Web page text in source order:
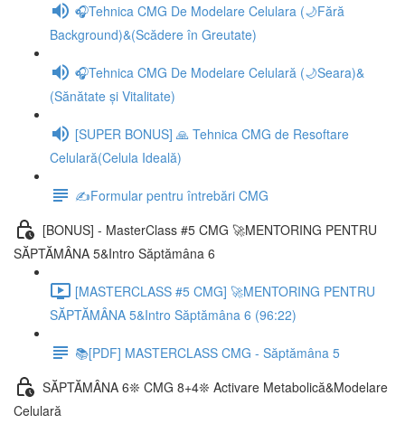
🎧Tehnica CMG De Modelare Celulara (🌙Fără
Background)&(Scădere în Greutate)
🎧Tehnica CMG De Modelare Celulară (🌙Seara)&
(Sănătate și Vitalitate)
[SUPER BONUS] 🙏 Tehnica CMG de Resoftare
Celulară(Celula Ideală)
✍️Formular pentru întrebări CMG
[BONUS] - MasterClass #5 CMG 🚀MENTORING PENTRU
SĂPTĂMÂNA 5&Intro Săptămâna 6
[MASTERCLASS #5 CMG] 🚀MENTORING PENTRU
SĂPTĂMÂNA 5&Intro Săptămâna 6 (96:22)
📚[PDF] MASTERCLASS CMG - Săptămâna 5
SĂPTĂMÂNA 6❊ CMG 8+4❊ Activare Metabolică&Modelare
Celulară